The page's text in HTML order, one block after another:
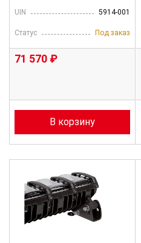
UIN 5914-001
Статус Под заказ
71 570 ₽
В корзину